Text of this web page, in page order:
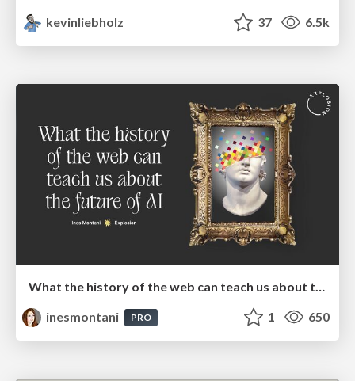
kevinliebholz
37 6.5k
What the history of the web can teach us about the future of AI
inesmontani
PRO 1 650